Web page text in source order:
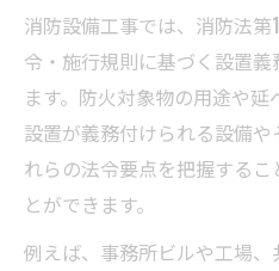
消防設備工事では、消防法
令・施行規則に基づく設置
ます。防火対象物の用途や延
設置が義務付けられる設備
れらの法令要点を把握する
とができます。
例えば、事務所ビルや工場